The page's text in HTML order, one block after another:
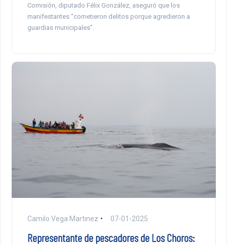
Comisión, diputado Félix González, aseguró que los
manifestantes “cometieron delitos porque agredieron a
guardias municipales”.
Camilo Vega Martinez 07-01-2025
Representante de pescadores de Los Choros: